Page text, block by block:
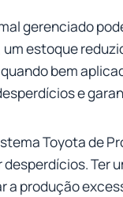
gerenciado
estoque
bem
e
Toyota de
Ter
a produção